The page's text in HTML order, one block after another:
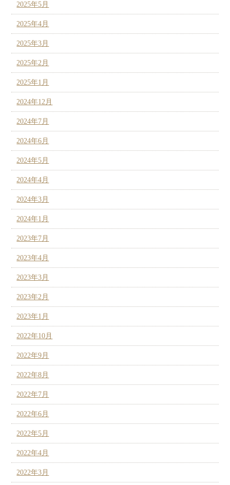
2025年5月
2025年4月
2025年3月
2025年2月
2025年1月
2024年12月
2024年7月
2024年6月
2024年5月
2024年4月
2024年3月
2024年1月
2023年7月
2023年4月
2023年3月
2023年2月
2023年1月
2022年10月
2022年9月
2022年8月
2022年7月
2022年6月
2022年5月
2022年4月
2022年3月